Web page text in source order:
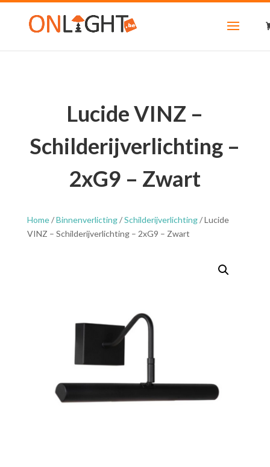
Lucide VINZ –
Schilderijverlichting –
2xG9 – Zwart
Home/Binnenverlicting/Schilderijverlichting/ Lucide
VINZ – Schilderijverlichting – 2xG9 – Zwart